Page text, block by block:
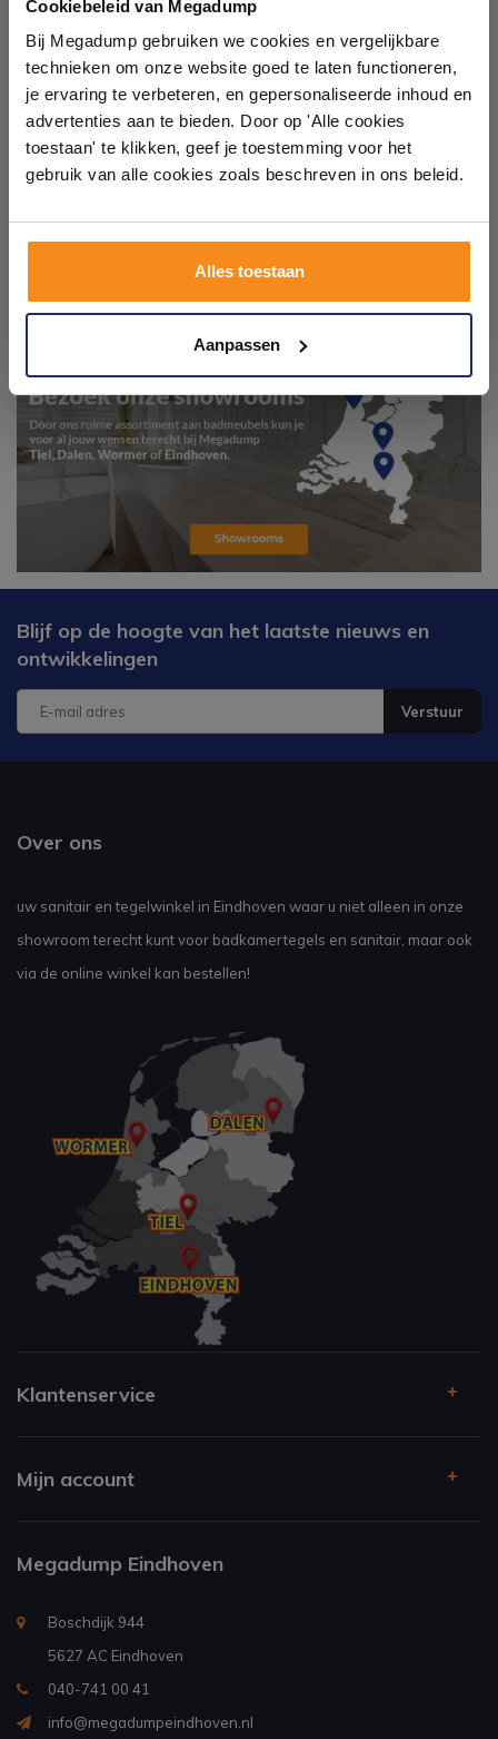
Cookiebeleid van Megadump
Bij Megadump gebruiken we cookies en vergelijkbare
technieken om onze website goed te laten functioneren,
je ervaring te verbeteren, en gepersonaliseerde inhoud en
advertenties aan te bieden. Door op 'Alle cookies
toestaan' te klikken, geef je toestemming voor het
gebruik van alle cookies zoals beschreven in ons beleid.
Alles toestaan
Aanpassen
Blijf op de hoogte van het laatste nieuws en
ontwikkelingen
Verstuur
Over ons
uw sanitair en tegelwinkel in Eindhoven waar u niet alleen in onze
showroom terecht kunt voor badkamertegels en sanitair, maar ook
via de online winkel kan bestellen!
Klantenservice
Mijn account
Megadump Eindhoven
Boschdijk 944
5627 AC Eindhoven
040-741 00 41
info@megadumpeindhoven.nl
badkamers in onze 1000 m²
showroom
Laat je inspireren door 21 volledig ingerichte
badkameropstellingen – van compact tot luxe. Onze
ervaren adviseurs helpen je persoonlijk, en je vindt
tegels & sanitair direct uit voorraad. Gratis parkeren
op eigen terrein.
Kom langs en ervaar zelf het verschil!